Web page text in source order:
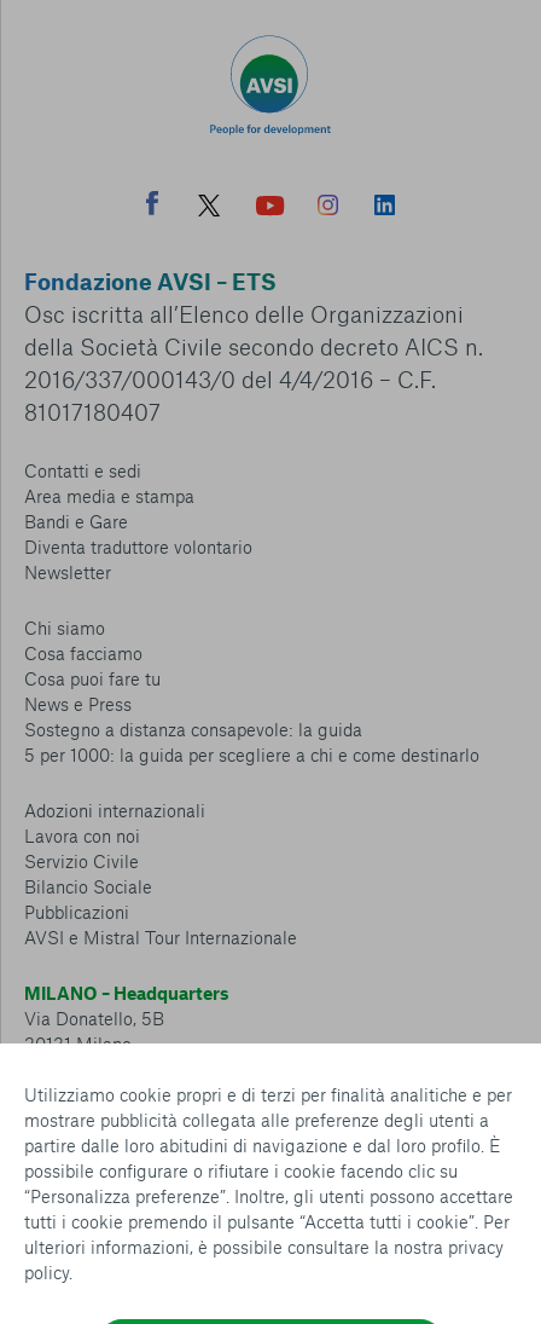
Utilizziamo cookie propri e di terzi per finalità analitiche e per
mostrare pubblicità collegata alle preferenze degli utenti a
partire dalle loro abitudini di navigazione e dal loro profilo. È
possibile configurare o rifiutare i cookie facendo clic su
“Personalizza preferenze”. Inoltre, gli utenti possono accettare
tutti i cookie premendo il pulsante “Accetta tutti i cookie”. Per
ulteriori informazioni, è possibile consultare la nostra privacy
policy.
Fondazione AVSI – ETS
Osc iscritta all’Elenco delle Organizzazioni
della Società Civile secondo decreto AICS n.
2016/337/000143/0 del 4/4/2016 – C.F.
81017180407
Contatti e sedi
Area media e stampa
Bandi e Gare
Diventa traduttore volontario
Newsletter
Chi siamo
Cosa facciamo
Cosa puoi fare tu
News e Press
Sostegno a distanza consapevole: la guida
5 per 1000: la guida per scegliere a chi e come destinarlo
Adozioni internazionali
Lavora con noi
Servizio Civile
Bilancio Sociale
Pubblicazioni
AVSI e Mistral Tour Internazionale
MILANO – Headquarters
Via Donatello, 5B
20131 Milano
CESENA – Sostegno a distanza
Via Padre Vicinio da Sarsina, 216
47521 Cesena
Tel.: 0547 360 811
Detrazioni e deduzioni fiscali sulle donazioni: cosa sapere e
come usufruirne